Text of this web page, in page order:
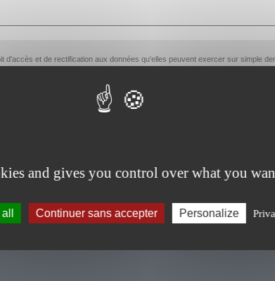
and gives you control over what you
Continuer sans accepter Personalize
et de rectification aux données qu'elles peuvent exercer sur simple